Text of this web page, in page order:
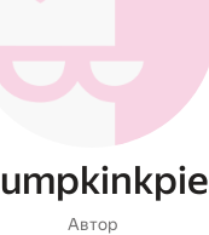
Автор